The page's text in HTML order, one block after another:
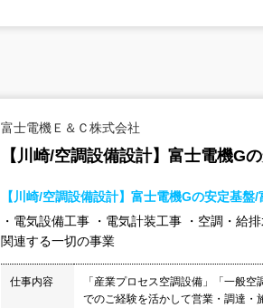
富士電機Ｅ＆Ｃ株式会社
【川崎/空調設備設計】富士電機G
【川崎/空調設備設計】富士電機Gの安定基盤
・電気設備工事 ・電気計装工事 ・空調・給
関連する一切の事業
仕事内容
「産業プロセス空調設備」「一般
でのご経験を活かして営業・調達・